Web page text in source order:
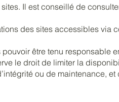
Il est conseillé de
des sites accessibles via
être tenu responsable
le droit de limiter la
ou de maintenance, et